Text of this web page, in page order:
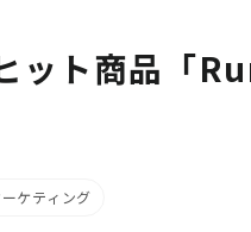
ット商品「
ケティング